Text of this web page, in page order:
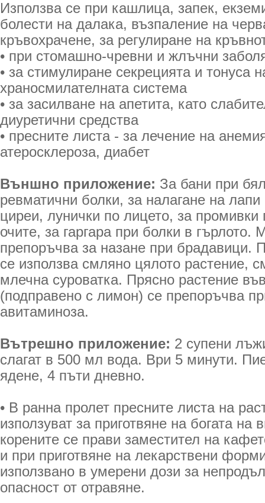
Използва се при кашлица, запек,
болести на далака, възпаление на
кръвохрачене, за регулиране на
• при стомашно-чревни и жлъчни
• за стимулиране секрецията и тонуса
храносмилателната система
• за засилване на апетита, като
диуретични средства
• пресните листа - за лечение на
атеросклероза, диабет
Външно приложение: За бани при
ревматични болки, за налагане на
циреи, лунички по лицето, за промивки
очите, за гаргара при болки в гърлото.
препоръчва за назане при брадавици.
се използва смляно цялото растение,
млечна суроватка. Прясно растение
(подправено с лимон) се препоръчва
авитаминоза.
Вътрешно приложение: 2 супени
слагат в 500 мл вода. Ври 5 минути.
ядене, 4 пъти дневно.
• В ранна пролет пресните листа на
използуват за приготвяне на богата на
корените се прави заместител на
и при приготвяне на лекарствени
използвано в умерени дози за
опасност от отравяне.